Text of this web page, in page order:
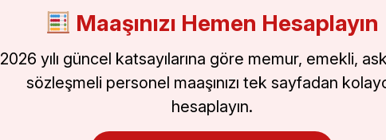
Maaşınızı Hemen Hesaplayın
2026 yılı güncel katsayılarına göre memur, emekli,
sözleşmeli personel maaşınızı tek sayfadan
hesaplayın.